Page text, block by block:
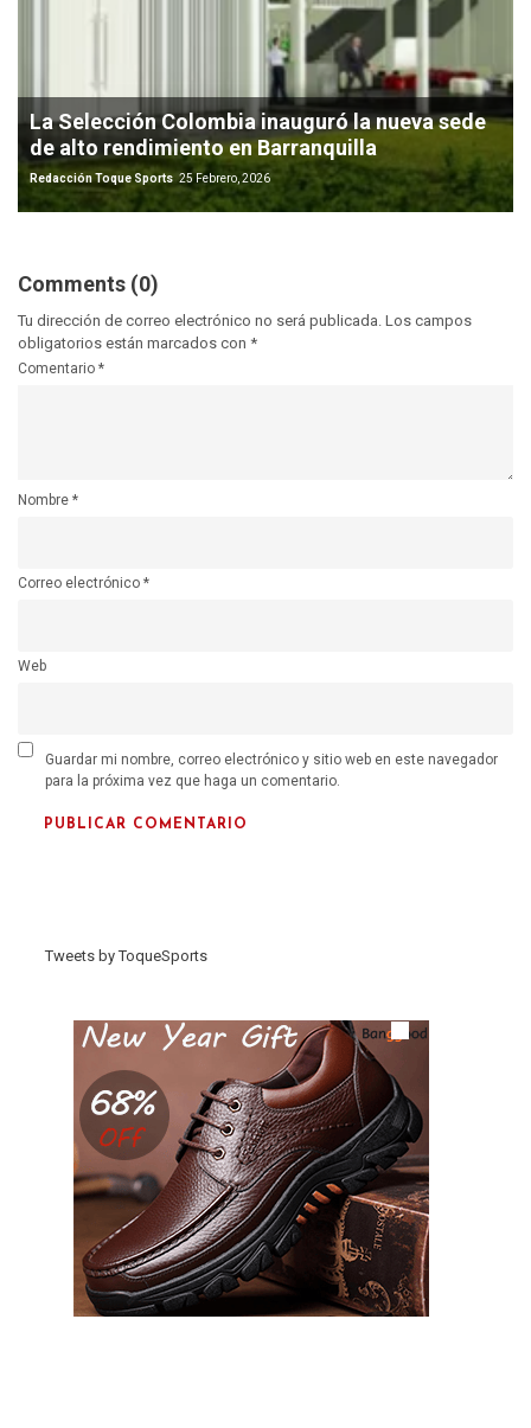
La Selección Colombia inauguró la nueva sede
de alto rendimiento en Barranquilla
Redacción Toque Sports 25 Febrero, 2026
Comments (0)
Tu dirección de correo electrónico no será publicada. Los campos
obligatorios están marcados con *
Comentario *
Nombre *
Correo electrónico *
Web
Guardar mi nombre, correo electrónico y sitio web en este navegador
para la próxima vez que haga un comentario.
Tweets by ToqueSports